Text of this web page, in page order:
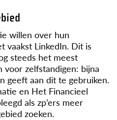
willen over hun
vaakst LinkedIn. Dit is
steeds het meest
voor zelfstandigen: bijna
geeft aan dit te gebruiken.
en Het Financieel
als zp’ers meer
zoeken.